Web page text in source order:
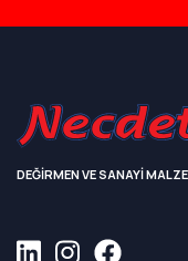
DEĞİRMEN VE SANAYİ